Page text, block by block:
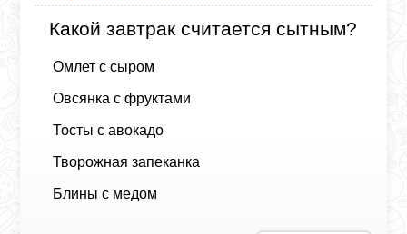
Какой завтрак считается сытным?
Омлет с сыром
Овсянка с фруктами
Тосты с авокадо
Творожная запеканка
Блины с медом